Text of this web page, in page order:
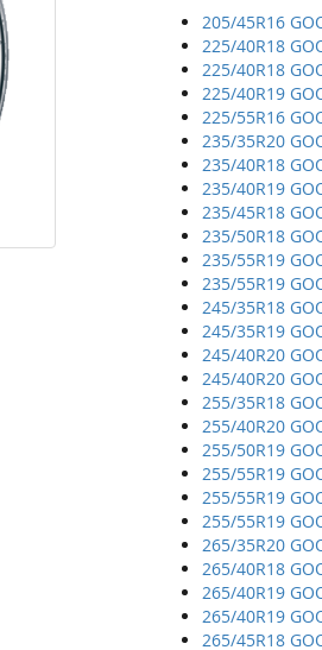
205/45R16
225/40R18
225/40R18
225/40R19
225/55R16
235/35R20
235/40R18
235/40R19
235/45R18
235/50R18
235/55R19
235/55R19
245/35R18
245/35R19
245/40R20
245/40R20
255/35R18
255/40R20
255/50R19
255/55R19
255/55R19
255/55R19
265/35R20
265/40R18
265/40R19
265/40R19
265/45R18